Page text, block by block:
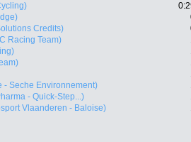
Credits)
Racing Team)
- Seche Environnement)
- Quick-Step...)
Vlaanderen - Baloise)